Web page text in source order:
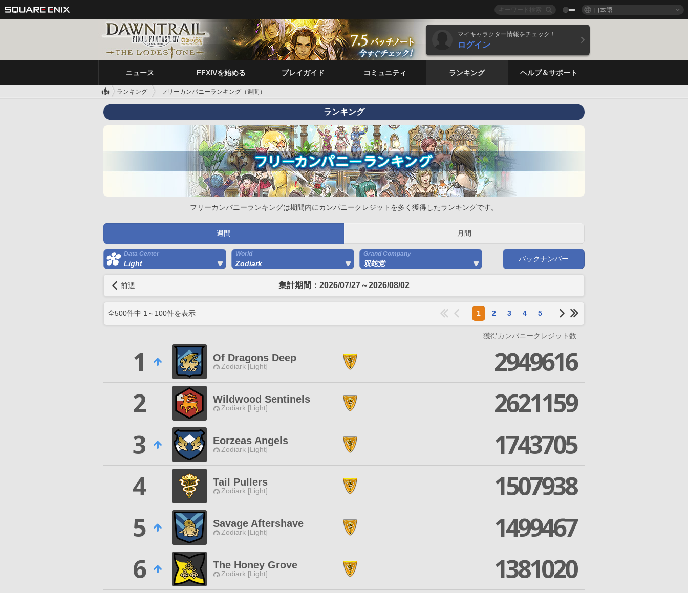
日本語
マイキャラクター情報をチェック！
ログイン
ニュース FFXIVを始める プレイガイド コミュニティ ランキング ヘルプ＆サポート
ランキング フリーカンパニーランキング（週間）
ランキング
フリーカンパニーランキングは期間内にカンパニークレジットを多く獲得したランキングです。
週間 月間
Data Center
Light
World
Zodiark
Grand Company
双蛇党
バックナンバー
前週 集計期間：2026/07/27～2026/08/02
全500件中 1 ～ 100件を表示 1 2 3 4 5
獲得カンパニークレジット数
1 Of Dragons Deep
Zodiark [Light]
2949616
2
Wildwood Sentinels
Zodiark [Light]
2621159
3
Eorzeas Angels
Zodiark [Light]
1743705
4
Tail Pullers
Zodiark [Light]
1507938
5
Savage Aftershave
Zodiark [Light]
1499467
6
The Honey Grove
Zodiark [Light]
1381020